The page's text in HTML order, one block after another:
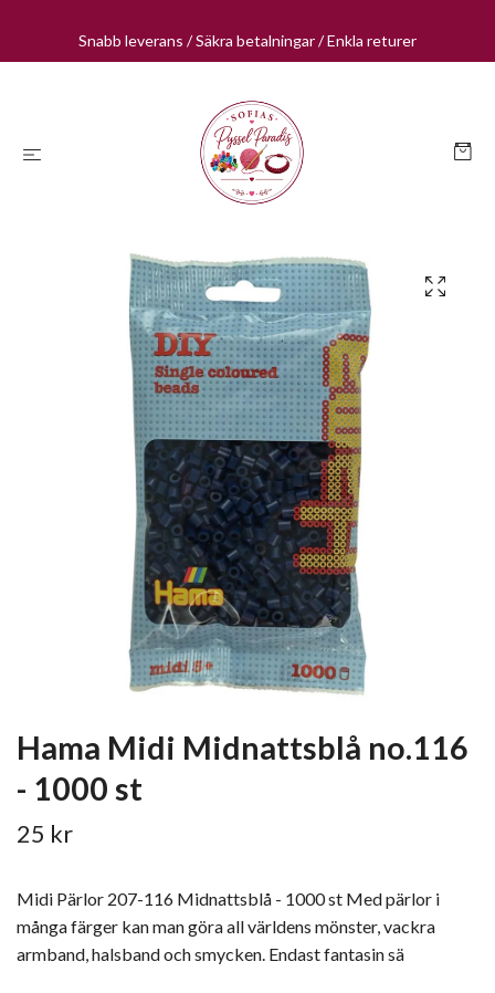
Snabb leverans / Säkra betalningar / Enkla returer
Hama Midi Midnattsblå no.116
- 1000 st
25 kr
Midi Pärlor 207-116 Midnattsblå - 1000 st Med pärlor i
många färger kan man göra all världens mönster, vackra
armband, halsband och smycken. Endast fantasin sä